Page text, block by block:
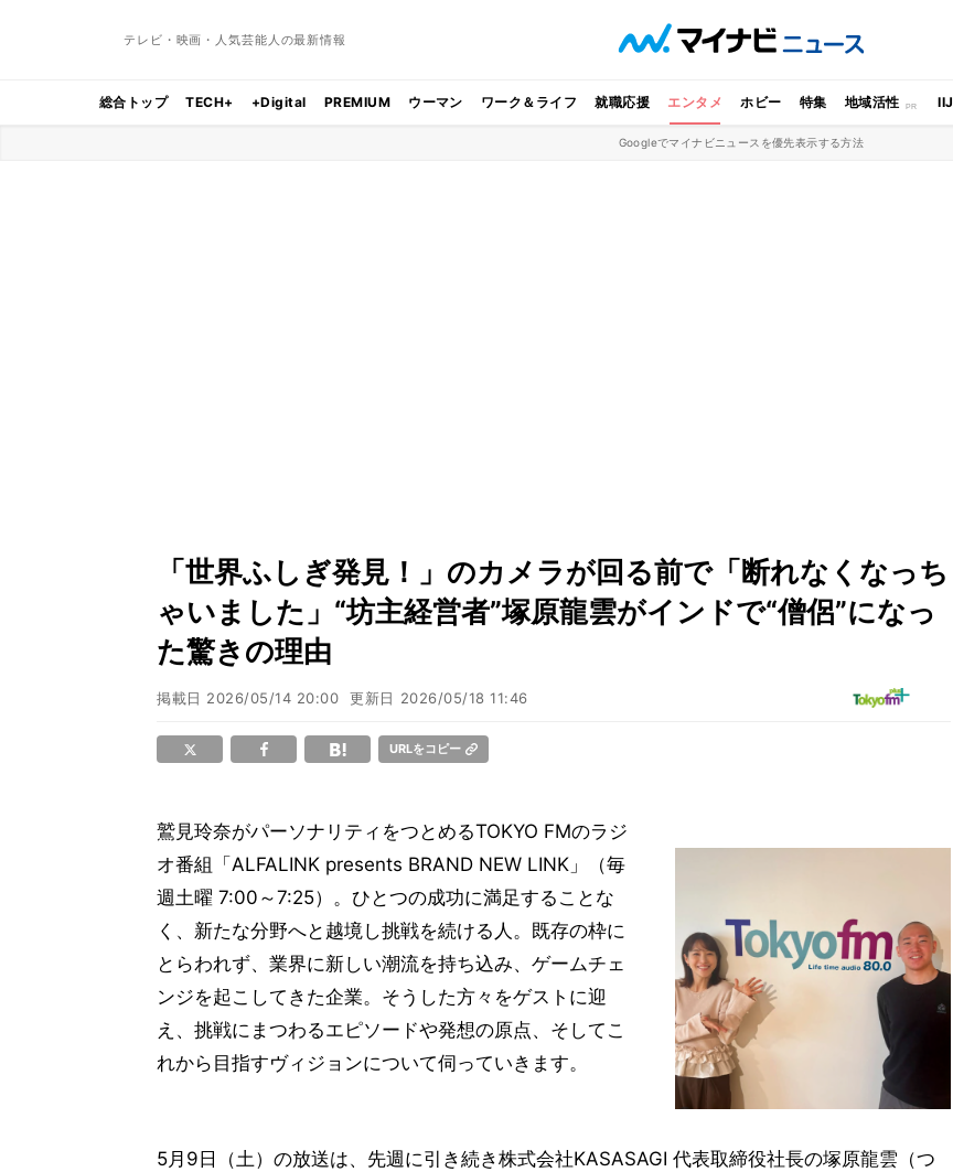
テレビ・映画・人気芸能人の最新情報
総合トップ TECH+ +Digital PREMIUM ウーマン ワーク＆ライフ 就職応援 エンタメ ホビー 特集 地域活性 IIJ
Googleでマイナビニュースを優先表示する方法
「世界ふしぎ発見！」のカメラが回る前で「断れなくなっち
ゃいました」“坊主経営者”塚原龍雲がインドで“僧侶”になっ
た驚きの理由
掲載日 2026/05/14 20:00 更新日 2026/05/18 11:46
URLをコピー
鷲見玲奈がパーソナリティをつとめるTOKYO FMのラジ
オ番組「ALFALINK presents BRAND NEW LINK」（毎
週土曜 7:00～7:25）。ひとつの成功に満足することな
く、新たな分野へと越境し挑戦を続ける人。既存の枠に
とらわれず、業界に新しい潮流を持ち込み、ゲームチェ
ンジを起こしてきた企業。そうした方々をゲストに迎
え、挑戦にまつわるエピソードや発想の原点、そしてこ
れから目指すヴィジョンについて伺っていきます。
5月9日（土）の放送は、先週に引き続き株式会社KASASAGI 代表取締役社長の塚原龍雲（つ